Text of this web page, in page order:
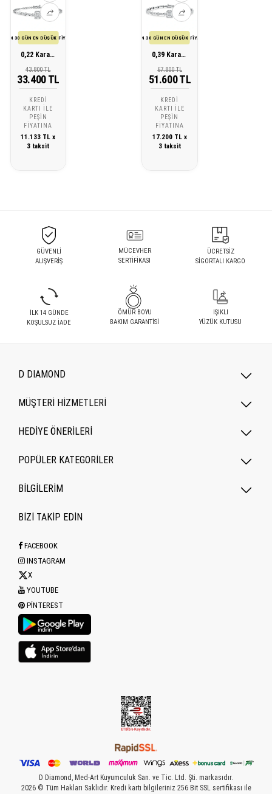
SON 30 GÜN EN DÜŞÜK FİYATI
0,22 Karat Pırlanta Baget Bileklik
43.800 TL
33.400 TL
KREDI
KARTI ILE
PEŞIN
FIYATINA
11.133 TL x
3 taksit
SON 30 GÜN EN DÜŞÜK FİYATI
0,39 Karat Pırlanta Baget Bileklik
67.800 TL
51.600 TL
KREDI
KARTI ILE
PEŞIN
FIYATINA
17.200 TL x
3 taksit
GÜVENLİ
ALIŞVERİŞ
MÜCEVHER
SERTİFİKASI
ÜCRETSİZ
SİGORTALI KARGO
İLK 14 GÜNDE
KOŞULSUZ İADE
ÖMÜR BOYU
BAKIM GARANTİSİ
IŞIKLI
YÜZÜK KUTUSU
D DIAMOND
MÜŞTERİ HİZMETLERİ
HEDİYE ÖNERİLERİ
POPÜLER KATEGORILER
BİLGİLERİM
BİZİ TAKİP EDİN
FACEBOOK
INSTAGRAM
X
YOUTUBE
PINTEREST
D Diamond, Med-Art Kuyumculuk San. ve Tic. Ltd. Şti. markasıdır.
2026 © Tüm Hakları Saklıdır. Kredi kartı bilgileriniz 256 Bit SSL sertifikası ile